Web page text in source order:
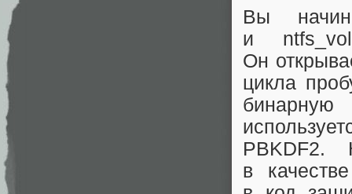
Вы
и
Он
цикла
бинарную
PBKDF2.
в